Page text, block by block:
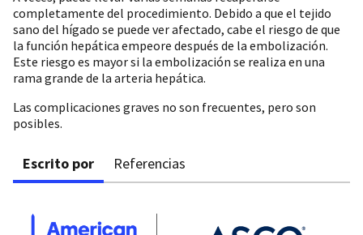
completamente del procedimiento. Debido a que el tejido
sano del hígado se puede ver afectado, cabe el riesgo de que
la función hepática empeore después de la embolización.
Este riesgo es mayor si la embolización se realiza en una
rama grande de la arteria hepática.
Las complicaciones graves no son frecuentes, pero son
posibles.
Escrito por Referencias